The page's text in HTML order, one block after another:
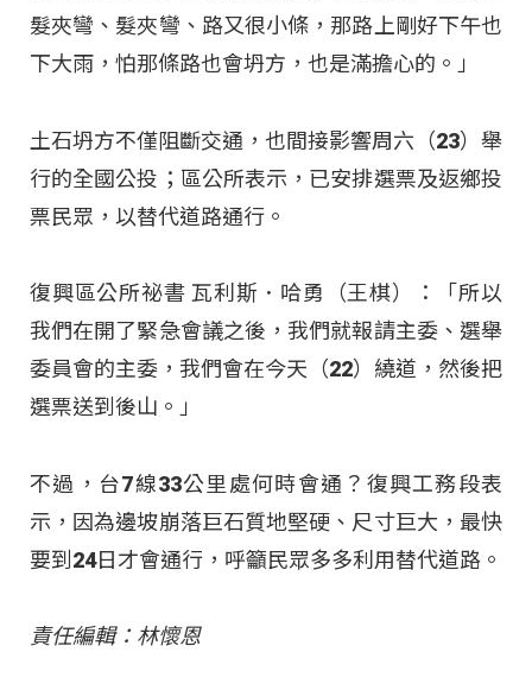
髮夾彎、髮夾彎、路又很小條，那路上剛好下午也
下大雨，怕那條路也會坍方，也是滿擔心的。」
土石坍方不僅阻斷交通，也間接影響周六（23）舉
行的全國公投；區公所表示，已安排選票及返鄉投
票民眾，以替代道路通行。
復興區公所祕書 瓦利斯．哈勇（王棋）：「所以
我們在開了緊急會議之後，我們就報請主委、選舉
委員會的主委，我們會在今天（22）繞道，然後把
選票送到後山。」
不過，台7線33公里處何時會通？復興工務段表
示，因為邊坡崩落巨石質地堅硬、尺寸巨大，最快
要到24日才會通行，呼籲民眾多多利用替代道路。
責任編輯：林懷恩